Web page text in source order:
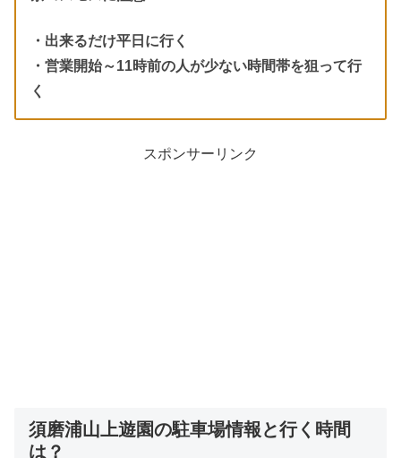
・出来るだけ平日に行く
・営業開始～11時前の人が少ない時間帯を狙って行
く
スポンサーリンク
須磨浦山上遊園の駐車場情報と行く時間
は？